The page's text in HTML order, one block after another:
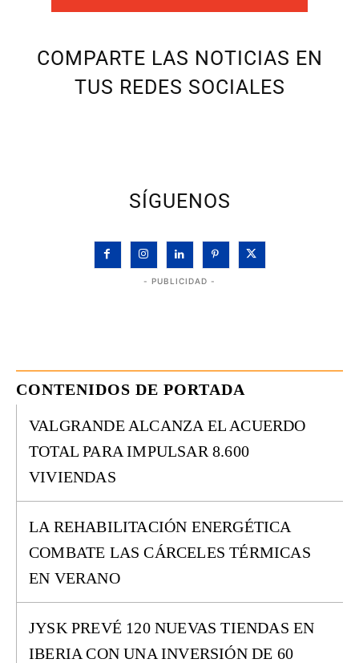
COMPARTE LAS NOTICIAS EN
TUS REDES SOCIALES
SÍGUENOS
- PUBLICIDAD -
CONTENIDOS DE PORTADA
VALGRANDE ALCANZA EL ACUERDO
TOTAL PARA IMPULSAR 8.600
VIVIENDAS
LA REHABILITACIÓN ENERGÉTICA
COMBATE LAS CÁRCELES TÉRMICAS
EN VERANO
JYSK PREVÉ 120 NUEVAS TIENDAS EN
IBERIA CON UNA INVERSIÓN DE 60